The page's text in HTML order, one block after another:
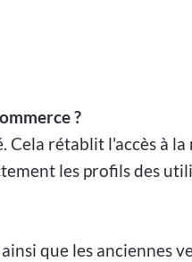
?
Cela rétablit l'accès à
les profils des
que les anciennes